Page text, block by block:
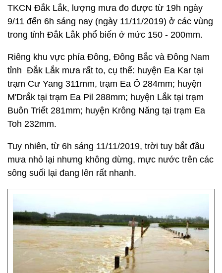
TKCN Đắk Lắk, lượng mưa đo được từ 19h ngày
9/11 đến 6h sáng nay (ngày 11/11/2019) ở các vùng
trong tỉnh Đắk Lắk phổ biến ở mức 150 - 200mm.
Riêng khu vực phía Đông, Đông Bắc và Đông Nam
tỉnh Đắk Lắk mưa rất to, cụ thể: huyện Ea Kar tại
trạm Cư Yang 311mm, trạm Ea Ô 284mm; huyện
M'Drắk tại trạm Ea Pil 288mm; huyện Lắk tại trạm
Buôn Triết 281mm; huyện Krông Năng tại trạm Ea
Toh 232mm.
Tuy nhiên, từ 6h sáng 11/11/2019, trời tuy bắt đầu
mưa nhỏ lại nhưng không dừng, mực nước trên các
sông suối lại đang lên rất nhanh.